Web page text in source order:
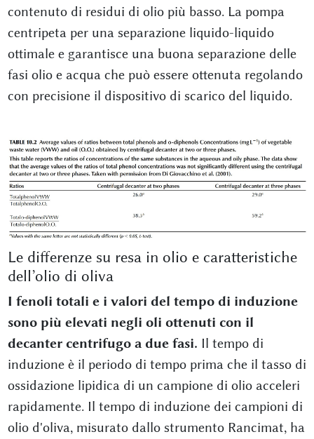
contenuto di residui di olio più basso. La pompa
centripeta per una separazione liquido-liquido
ottimale e garantisce una buona separazione delle
fasi olio e acqua che può essere ottenuta regolando
con precisione il dispositivo di scarico del liquido.
Le differenze su resa in olio e caratteristiche
dell’olio di oliva
I fenoli totali e i valori del tempo di induzione
sono più elevati negli oli ottenuti con il
decanter centrifugo a due fasi. Il tempo di
induzione è il periodo di tempo prima che il tasso di
ossidazione lipidica di un campione di olio acceleri
rapidamente. Il tempo di induzione dei campioni di
olio d'oliva, misurato dallo strumento Rancimat, ha